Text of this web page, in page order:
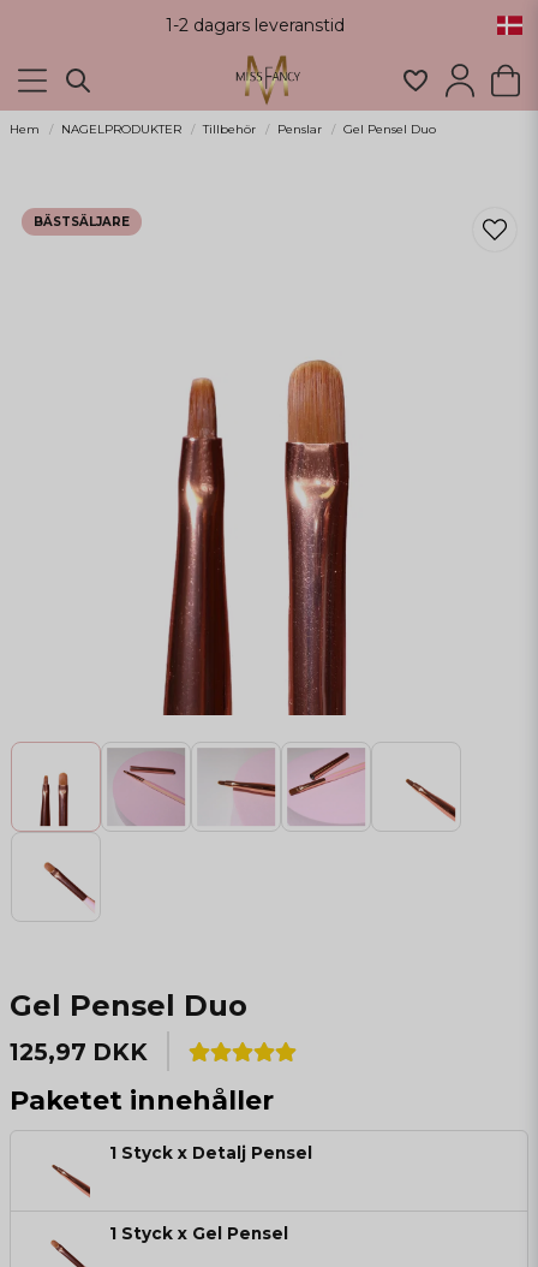
1-2 dagars leveranstid
Hem NAGELPRODUKTER Tillbehör Penslar Gel Pensel Duo
BÄSTSÄLJARE
Gel Pensel Duo
125,97 DKK
Paketet innehåller
1 Styck x Detalj Pensel
1 Styck x Gel Pensel